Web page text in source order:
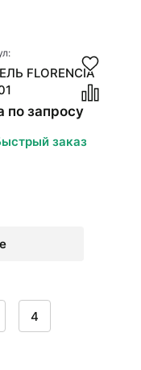
FLORENCIA
по запросу
заказ
4